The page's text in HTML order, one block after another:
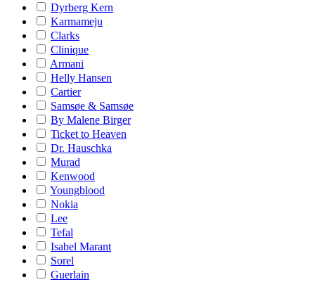
Dyrberg Kern
Karmameju
Clarks
Clinique
Armani
Helly Hansen
Cartier
Samsøe & Samsøe
By Malene Birger
Ticket to Heaven
Dr. Hauschka
Murad
Kenwood
Youngblood
Nokia
Lee
Tefal
Isabel Marant
Sorel
Guerlain